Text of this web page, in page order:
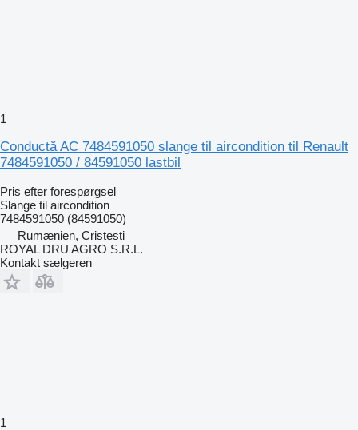
1
Conductă AC 7484591050 slange til aircondition til Renault
7484591050 / 84591050 lastbil
Pris efter forespørgsel
Slange til aircondition
7484591050 (84591050)
Rumænien, Cristesti
ROYAL DRU AGRO S.R.L.
Kontakt sælgeren
1